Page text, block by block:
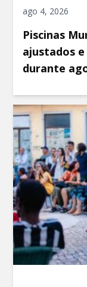
ago 4, 2026
Piscinas
ajustados
durante